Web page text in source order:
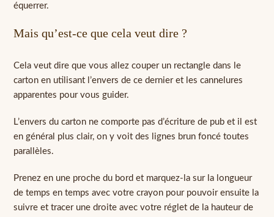
équerrer.
Mais qu’est-ce que cela veut dire ?
Cela veut dire que vous allez couper un rectangle dans le
carton en utilisant l’envers de ce dernier et les cannelures
apparentes pour vous guider.
L’envers du carton ne comporte pas d’écriture de pub et il est
en général plus clair, on y voit des lignes brun foncé toutes
parallèles.
Prenez en une proche du bord et marquez-la sur la longueur
de temps en temps avec votre crayon pour pouvoir ensuite la
suivre et tracer une droite avec votre réglet de la hauteur de